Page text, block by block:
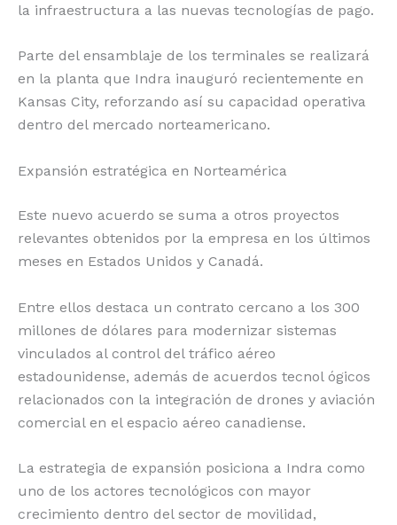
la infraestructura a las nuevas tecnologías de pago.
Parte del ensamblaje de los terminales se realizará
en la planta que Indra inauguró recientemente en
Kansas City, reforzando así su capacidad operativa
dentro del mercado norteamericano.
Expansión estratégica en Norteamérica
Este nuevo acuerdo se suma a otros proyectos
relevantes obtenidos por la empresa en los últimos
meses en Estados Unidos y Canadá.
Entre ellos destaca un contrato cercano a los 300
millones de dólares para modernizar sistemas
vinculados al control del tráfico aéreo
estadounidense, además de acuerdos tecnol ógicos
relacionados con la integración de drones y aviación
comercial en el espacio aéreo canadiense.
La estrategia de expansión posiciona a Indra como
uno de los actores tecnológicos con mayor
crecimiento dentro del sector de movilidad,